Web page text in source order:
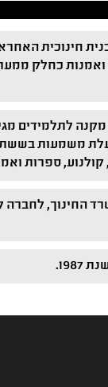
חינוכית
כחלק
לתלמידים
משמעות
קולנוע, ספרות
החינוך, לחברה